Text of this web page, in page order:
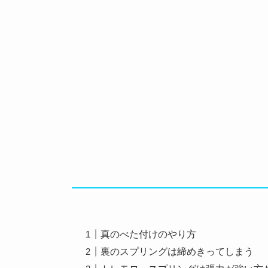
真のべた付けのやり方
裏のスプリングは締めきってしまう